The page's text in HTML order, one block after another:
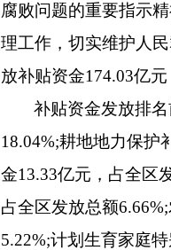
腐败问题的重要指示
理工作，切实维护人
放补贴资金174.03亿元
补贴资金发放排
18.04%;耕地地力保护
金13.33亿元，占全区
占全区发放总额
5.22%;计划生育家庭